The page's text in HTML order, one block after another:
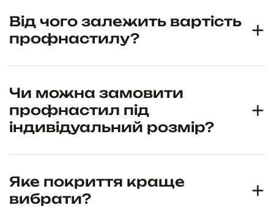
Від чого залежить вартість
профнастилу?
Чи можна замовити
профнастил під
індивідуальний розмір?
Яке покриття краще
вибрати?